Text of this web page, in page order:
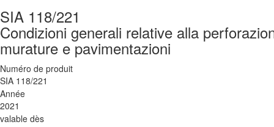
SIA 118/221
Condizioni generali relative alla
murature e pavimentazioni
Numéro de produit
SIA 118/221
Année
2021
valable dès